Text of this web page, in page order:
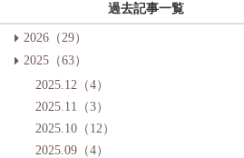
過去記事一覧
2026（29）
2025（63）
2025.12（4）
2025.11（3）
2025.10（12）
2025.09（4）